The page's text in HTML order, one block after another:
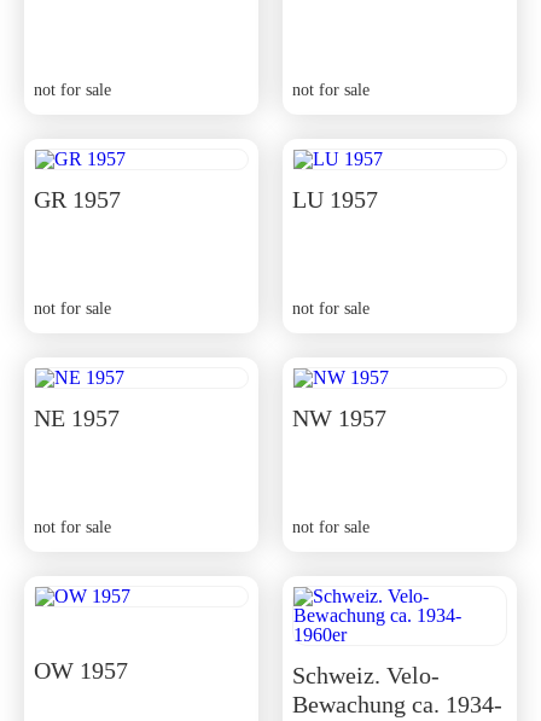
not for sale not for sale
GR 1957
not for sale
LU 1957
not for sale
NE 1957
not for sale
NW 1957
not for sale
OW 1957
Schweiz. Velo-
Bewachung ca. 1934-